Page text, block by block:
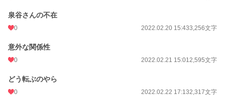
泉谷さんの不在
0 2022.02.20 15:433,256文字
意外な関係性
0 2022.02.21 15:012,595文字
どう転ぶのやら
0 2022.02.22 17:132,317文字